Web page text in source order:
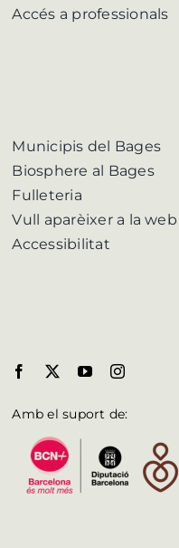
Accés a professionals
Municipis del Bages
Biosphere al Bages
Fulleteria
Vull aparèixer a la web
Accessibilitat
Amb el suport de: